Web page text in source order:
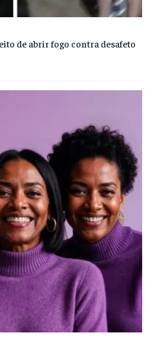
de abrir fogo contra desafeto